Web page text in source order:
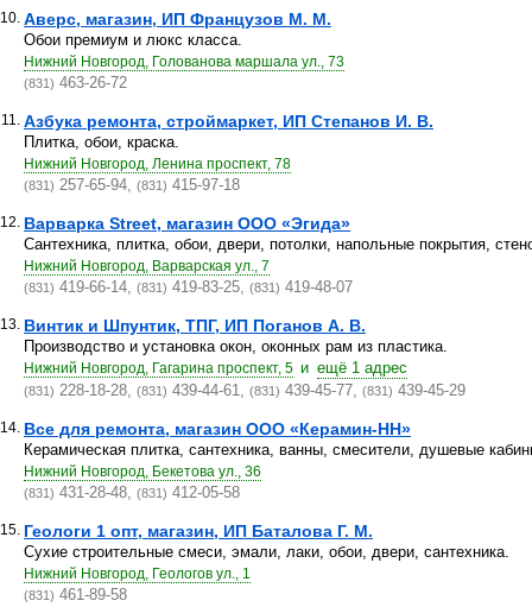
10. Аверс, магазин, ИП Французов М. М.
Обои премиум и люкс класса.
Нижний Новгород, Голованова маршала ул., 73
(831) 463-26-72
11. Азбука ремонта, строймаркет, ИП Степанов И. В.
Плитка, обои, краска.
Нижний Новгород, Ленина проспект, 78
(831) 257-65-94, (831) 415-97-18
12. Варварка Street, магазин ООО «Эгида»
Сантехника, плитка, обои, двери, потолки, напольные покрытия,
Нижний Новгород, Варварская ул., 7
(831) 419-66-14, (831) 419-83-25, (831) 419-48-07
13. Винтик и Шпунтик, ТПГ, ИП Поганов А. В.
Производство и установка окон, оконных рам из пластика.
Нижний Новгород, Гагарина проспект, 5 и ещё 1 адрес
(831) 228-18-28, (831) 439-44-61, (831) 439-45-77, (831) 439-45-29
14. Все для ремонта, магазин ООО «Керамин-НН»
Керамическая плитка, сантехника, ванны, смесители, душевые
Нижний Новгород, Бекетова ул., 36
(831) 431-28-48, (831) 412-05-58
15. Геологи 1 опт, магазин, ИП Баталова Г. М.
Сухие строительные смеси, эмали, лаки, обои, двери, сантехника.
Нижний Новгород, Геологов ул., 1
(831) 461-89-58